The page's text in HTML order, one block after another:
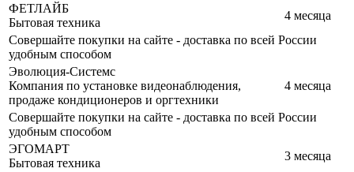
ФЕТЛАЙБ
Бытовая техника
4 месяца
Совершайте покупки на сайте - доставка по всей России
удобным способом
Эволюция-Системс
Компания по установке видеонаблюдения,
продаже кондиционеров и оргтехники
4 месяца
Совершайте покупки на сайте - доставка по всей России
удобным способом
ЭГОМАРТ
Бытовая техника
3 месяца